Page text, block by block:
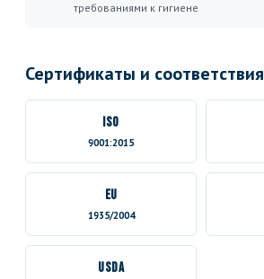
требованиями к гигиене
Сертификаты и соответствия
ISO
9001:2015
EU
1935/2004
USDA